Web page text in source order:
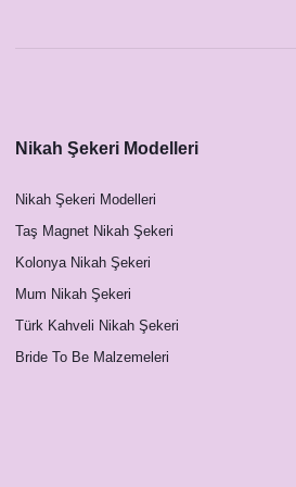
Nikah Şekeri Modelleri
Nikah Şekeri Modelleri
Taş Magnet Nikah Şekeri
Kolonya Nikah Şekeri
Mum Nikah Şekeri
Türk Kahveli Nikah Şekeri
Bride To Be Malzemeleri